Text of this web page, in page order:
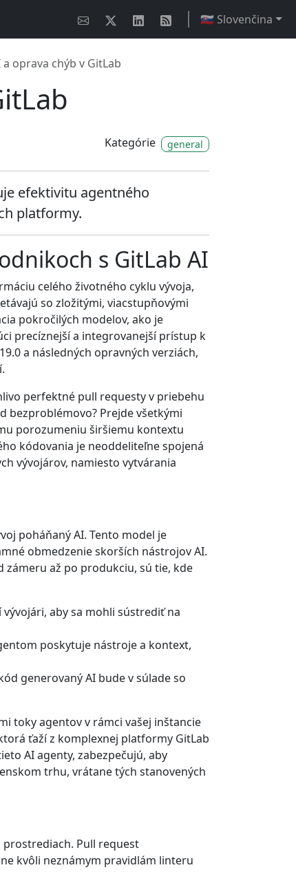
🇸🇰 Slovenčina
oprava chýb v GitLab
Kategórie general
efektivitu agentného
platformy.
s GitLab AI
celého životného cyklu vývoja,
so zložitými, viacstupňovými
pokročilých modelov, ako je
precíznejší a integrovanejší prístup k
a následných opravných verziách,
perfektné pull requesty v priebehu
bezproblémovo? Prejde všetkými
porozumeniu širšiemu kontextu
kódovania je neoddeliteľne spojená
vývojárov, namiesto vytvárania
poháňaný AI. Tento model je
obmedzenie skorších nástrojov AI.
až po produkciu, sú tie, kde
aby sa mohli sústrediť na
poskytuje nástroje a kontext,
generovaný AI bude v súlade so
toky agentov v rámci vašej inštancie
ťaží z komplexnej platformy GitLab
AI agenty, zabezpečujú, aby
trhu, vrátane tých stanovených
Pull request
kvôli neznámym pravidlám linteru